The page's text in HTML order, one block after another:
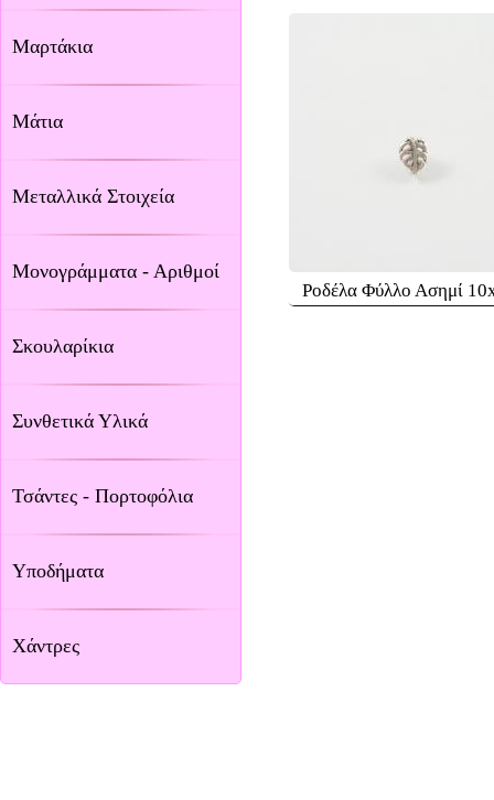
Μαρτάκια
Μάτια
Μεταλλικά Στοιχεία
Μονογράμματα - Αριθμοί
Σκουλαρίκια
Συνθετικά Υλικά
Τσάντες - Πορτοφόλια
Υποδήματα
Χάντρες
Ροδέλα Φύλλο Ασημί